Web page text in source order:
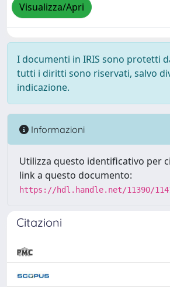
Visualizza/Apri
I documenti in IRIS sono protetti
tutti i diritti sono riservati, salvo
indicazione.
Informazioni
Utilizza questo identificativo per
link a questo documento:
https://hdl.handle.net/11390/
Citazioni